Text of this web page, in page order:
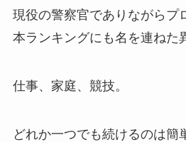
現役の警察官でありながらプ
本ランキングにも名を連ねた
仕事、家庭、競技。
どれか一つでも続けるのは簡